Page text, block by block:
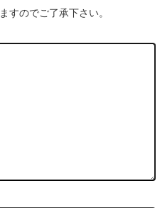
すのでご了承下さい。